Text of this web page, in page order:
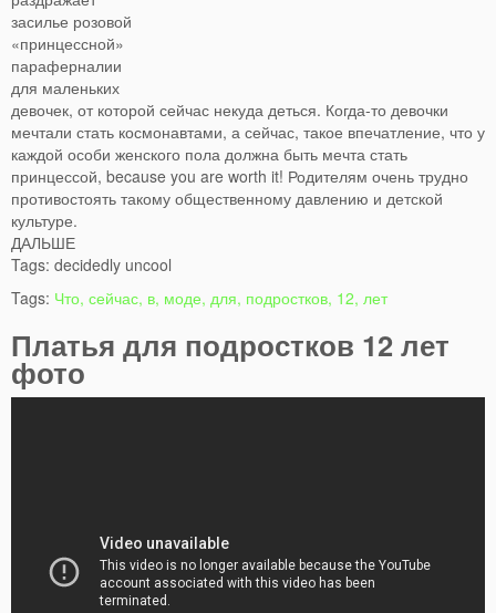
засилье розовой
«принцессной»
параферналии
для маленьких
девочек, от которой сейчас некуда деться. Когда-то девочки
мечтали стать космонавтами, а сейчас, такое впечатление, что у
каждой особи женского пола должна быть мечта стать
принцессой, because you are worth it! Родителям очень трудно
противостоять такому общественному давлению и детской
культуре.
ДАЛЬШЕ
Tags: decidedly uncool
Tags: Что, сейчас, в, моде, для, подростков, 12, лет
Платья для подростков 12 лет
фото